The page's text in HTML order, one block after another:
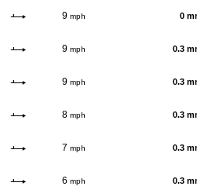
9 mph 0
9 mph 0.3
9 mph 0.3
8 mph 0.3
7 mph 0.3
6 mph 0.3